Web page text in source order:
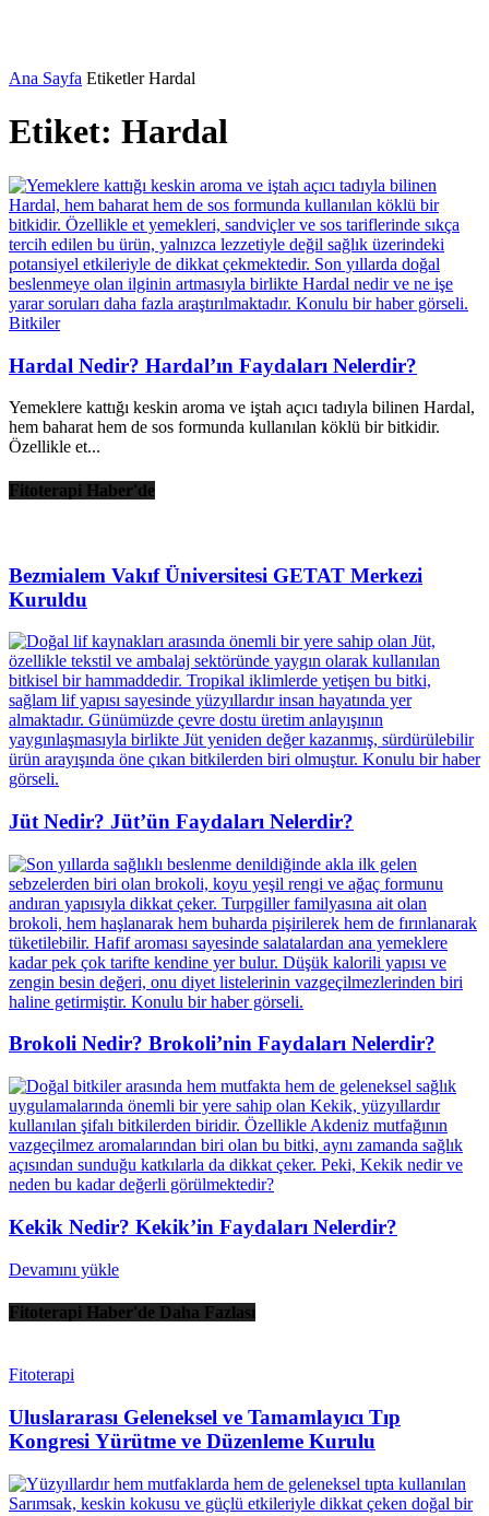
Ana Sayfa Etiketler Hardal
Etiket: Hardal
Bitkiler
Hardal Nedir? Hardal’ın Faydaları Nelerdir?
Yemeklere kattığı keskin aroma ve iştah açıcı tadıyla bilinen Hardal,
hem baharat hem de sos formunda kullanılan köklü bir bitkidir.
Özellikle et...
Fitoterapi Haber'de
Bezmialem Vakıf Üniversitesi GETAT Merkezi
Kuruldu
Jüt Nedir? Jüt’ün Faydaları Nelerdir?
Brokoli Nedir? Brokoli’nin Faydaları Nelerdir?
Kekik Nedir? Kekik’in Faydaları Nelerdir?
Devamını yükle
Fitoterapi Haber'de Daha Fazlası
Fitoterapi
Uluslararası Geleneksel ve Tamamlayıcı Tıp
Kongresi Yürütme ve Düzenleme Kurulu